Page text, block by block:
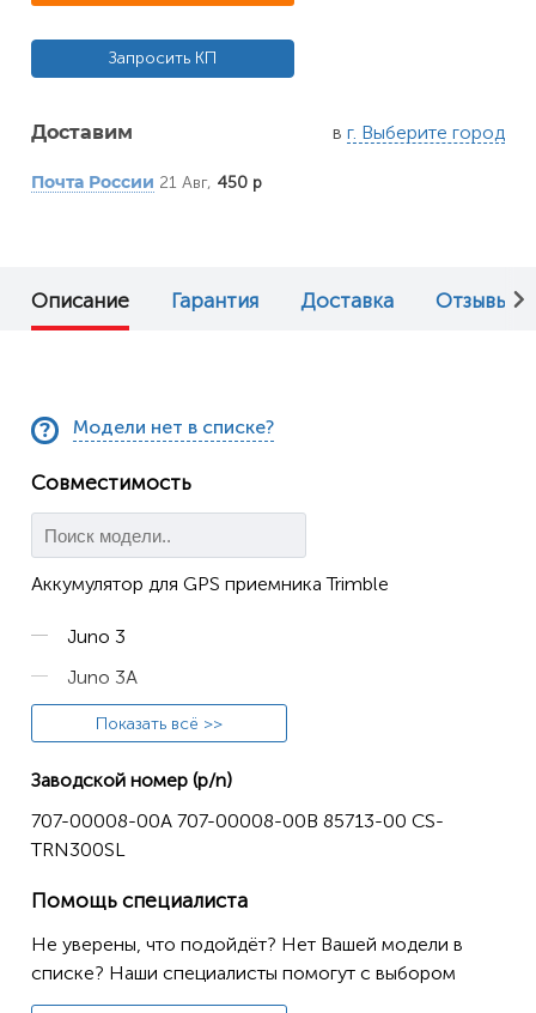
Запросить КП
Доставим в г. Выберите город
Почта России 21 Авг, 450 р
Описание Гарантия Доставка Отзывы (0)
Модели нет в списке?
Совместимость
Аккумулятор для GPS приемника Trimble
Juno 3
Juno 3A
Juno 3B
Juno 3E
Показать всё >>
Заводской номер (p/n)
707-00008-00A 707-00008-00B 85713-00 CS-
TRN300SL
Помощь специалиста
Не уверены, что подойдёт? Нет Вашей модели в
списке? Наши специалисты помогут с выбором